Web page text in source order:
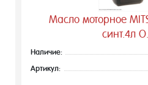
Масло моторное
синт.4л
Наличие:
Артикул: